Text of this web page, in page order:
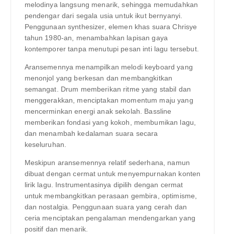
melodinya langsung menarik, sehingga memudahkan
pendengar dari segala usia untuk ikut bernyanyi.
Penggunaan synthesizer, elemen khas suara Chrisye
tahun 1980-an, menambahkan lapisan gaya
kontemporer tanpa menutupi pesan inti lagu tersebut.
Aransemennya menampilkan melodi keyboard yang
menonjol yang berkesan dan membangkitkan
semangat. Drum memberikan ritme yang stabil dan
menggerakkan, menciptakan momentum maju yang
mencerminkan energi anak sekolah. Bassline
memberikan fondasi yang kokoh, membumikan lagu,
dan menambah kedalaman suara secara
keseluruhan.
Meskipun aransemennya relatif sederhana, namun
dibuat dengan cermat untuk menyempurnakan konten
lirik lagu. Instrumentasinya dipilih dengan cermat
untuk membangkitkan perasaan gembira, optimisme,
dan nostalgia. Penggunaan suara yang cerah dan
ceria menciptakan pengalaman mendengarkan yang
positif dan menarik.